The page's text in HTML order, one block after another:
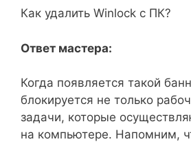
Как удалить Winlock с ПК?
Ответ мастера:
Когда появляется такой
блокируется не только
задачи, которые
на компьютере. Напомним,